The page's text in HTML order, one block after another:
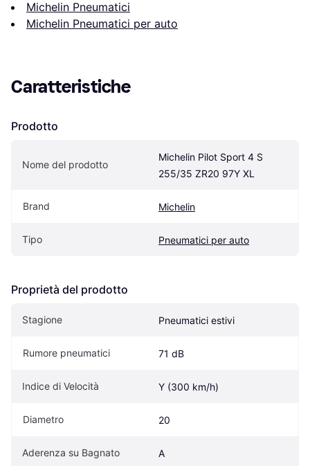
Michelin Pneumatici
Michelin Pneumatici per auto
Caratteristiche
Prodotto
Nome del prodotto
Michelin Pilot Sport 4 S
255/35 ZR20 97Y XL
Brand Michelin
Tipo Pneumatici per auto
Proprietà del prodotto
Stagione Pneumatici estivi
Rumore pneumatici 71 dB
Indice di Velocità Y (300 km/h)
Diametro 20
Aderenza su Bagnato A